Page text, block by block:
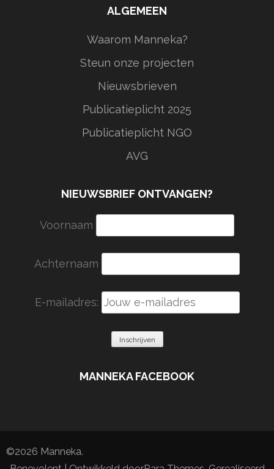
ALGEMEEN
Waarom Manneka?
Steun onze projecten
Nieuwsbrieven
Publicatieplicht 2025
Publicatieplicht NGO
AVG
NIEUWSBRIEF ONTVANGEN?
Voornaam
Achternaam
E-mailadres:
MANNEKA FACEBOOK
©2026 Manneka.